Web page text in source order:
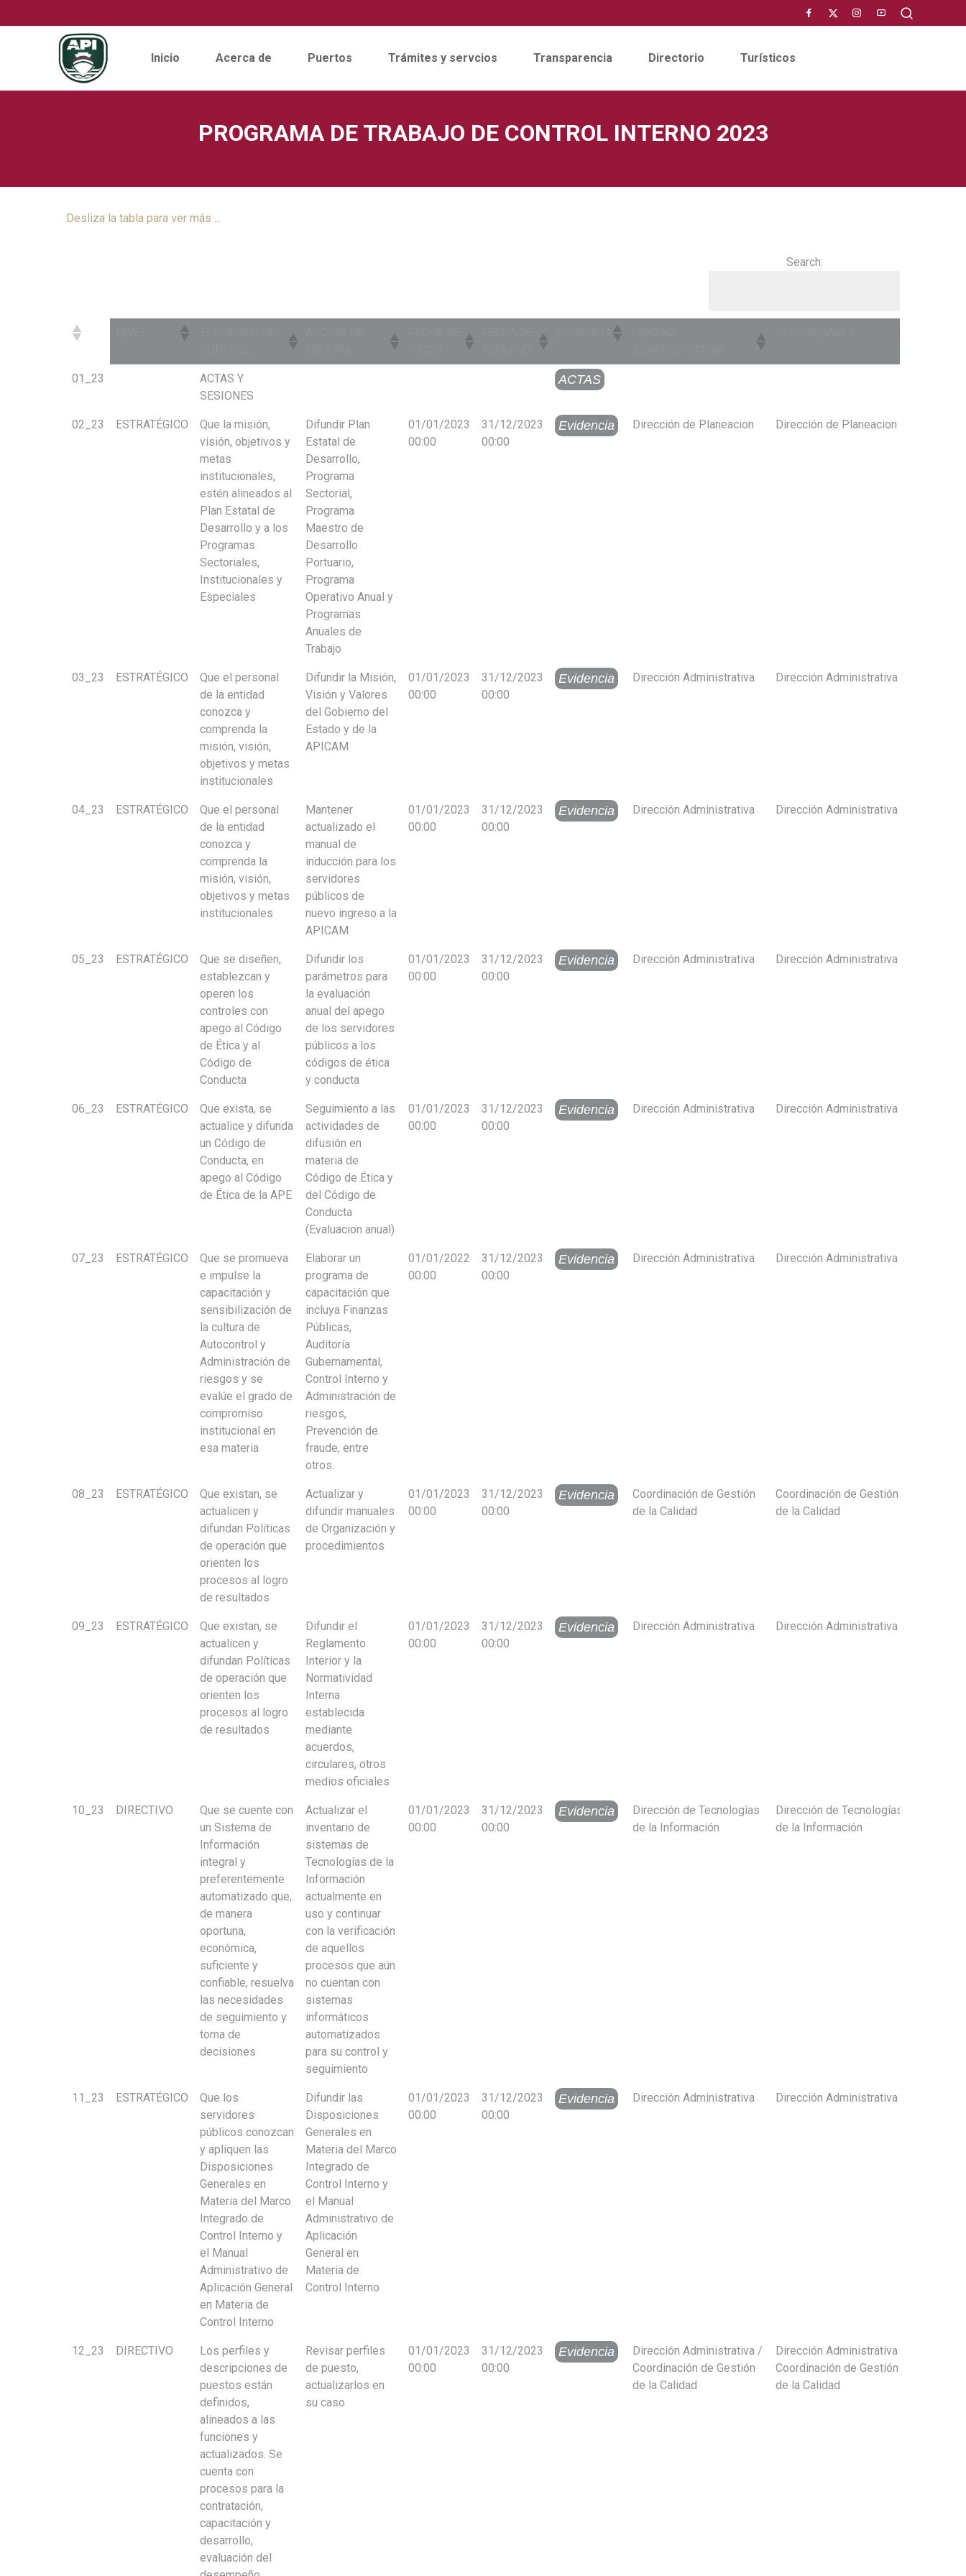
Inicio Acerca de Puertos Trámites y servcios Transparencia Directorio Turísticos
PROGRAMA DE TRABAJO DE CONTROL INTERNO 2023
Desliza la tabla para ver más ...
Search:
ELEMENTO DE
CONTROL
EVIDENCIA
01_23
ACTAS Y
SESIONES
ACTAS
02_23 ESTRATÉGICO
Que la misión,
visión, objetivos y
metas
institucionales,
estén alineados al
Plan Estatal de
Desarrollo y a los
Programas
Sectoriales,
Institucionales y
Especiales
Difundir Plan
Estatal de
Desarrollo,
Programa
Sectorial,
Programa
Maestro de
Desarrollo
Portuario,
Programa
Operativo Anual y
Programas
Anuales de
Trabajo
01/01/2023
00:00
31/12/2023
00:00
Evidencia Dirección de Planeacion Dirección de Planeacion
03_23 ESTRATÉGICO
Que el personal
de la entidad
conozca y
comprenda la
misión, visión,
objetivos y metas
institucionales
Difundir la Misión,
Visión y Valores
del Gobierno del
Estado y de la
APICAM
01/01/2023
00:00
31/12/2023
00:00
Evidencia Dirección Administrativa Dirección Administrativa
04_23 ESTRATÉGICO
Que el personal
de la entidad
conozca y
comprenda la
misión, visión,
objetivos y metas
institucionales
Mantener
actualizado el
manual de
inducción para los
servidores
públicos de
nuevo ingreso a la
APICAM
01/01/2023
00:00
31/12/2023
00:00
Evidencia Dirección Administrativa Dirección Administrativa
05_23 ESTRATÉGICO
Que se diseñen,
establezcan y
operen los
controles con
apego al Código
de Ética y al
Código de
Conducta
Difundir los
parámetros para
la evaluación
anual del apego
de los servidores
públicos a los
códigos de ética
y conducta
01/01/2023
00:00
31/12/2023
00:00
Evidencia Dirección Administrativa Dirección Administrativa
06_23 ESTRATÉGICO
Que exista, se
actualice y difunda
un Código de
Conducta, en
apego al Código
de Ética de la APE
Seguimiento a las
actividades de
difusión en
materia de
Código de Ética y
del Código de
Conducta
(Evaluacion anual)
01/01/2023
00:00
31/12/2023
00:00
Evidencia Dirección Administrativa Dirección Administrativa
07_23 ESTRATÉGICO
Que se promueva
e impulse la
capacitación y
sensibilización de
la cultura de
Autocontrol y
Administración de
riesgos y se
evalúe el grado de
compromiso
institucional en
esa materia
Elaborar un
programa de
capacitación que
incluya Finanzas
Públicas,
Auditoría
Gubernamental,
Control Interno y
Administración de
riesgos,
Prevención de
fraude, entre
otros.
01/01/2022
00:00
31/12/2023
00:00
Evidencia Dirección Administrativa Dirección Administrativa
08_23 ESTRATÉGICO
Que existan, se
actualicen y
difundan Políticas
de operación que
orienten los
procesos al logro
de resultados
Actualizar y
difundir manuales
de Organización y
procedimientos
01/01/2023
00:00
31/12/2023
00:00
Evidencia
Coordinación de Gestión
de la Calidad
Coordinación de Gestión
de la Calidad
09_23 ESTRATÉGICO
Que existan, se
actualicen y
difundan Políticas
de operación que
orienten los
procesos al logro
de resultados
Difundir el
Reglamento
Interior y la
Normatividad
Interna
establecida
mediante
acuerdos,
circulares, otros
medios oficiales
01/01/2023
00:00
31/12/2023
00:00
Evidencia Dirección Administrativa Dirección Administrativa
10_23 DIRECTIVO
Que se cuente con
un Sistema de
Información
integral y
preferentemente
automatizado que,
de manera
oportuna,
económica,
suficiente y
confiable, resuelva
las necesidades
de seguimiento y
toma de
decisiones
Actualizar el
inventario de
sistemas de
Tecnologías de la
Información
actualmente en
uso y continuar
con la verificación
de aquellos
procesos que aún
no cuentan con
sistemas
informáticos
automatizados
para su control y
seguimiento
01/01/2023
00:00
31/12/2023
00:00
Evidencia
Dirección de Tecnologías
de la Información
Dirección de Tecnologías
de la Información
11_23 ESTRATÉGICO
Que los
servidores
públicos conozcan
y apliquen las
Disposiciones
Generales en
Materia del Marco
Integrado de
Control Interno y
el Manual
Administrativo de
Aplicación General
en Materia de
Control Interno
Difundir las
Disposiciones
Generales en
Materia del Marco
Integrado de
Control Interno y
el Manual
Administrativo de
Aplicación
General en
Materia de
Control Interno
01/01/2023
00:00
31/12/2023
00:00
Evidencia Dirección Administrativa Dirección Administrativa
12_23 DIRECTIVO
Los perfiles y
descripciones de
puestos están
definidos,
alineados a las
funciones y
actualizados. Se
cuenta con
procesos para la
contratación,
capacitación y
desarrollo,
evaluación del
Revisar perfiles
de puesto,
actualizarlos en
su caso
01/01/2023
00:00
31/12/2023
00:00
Evidencia
Dirección Administrativa /
Coordinación de Gestión
de la Calidad
Dirección Administrativa /
Coordinación de Gestión
de la Calidad